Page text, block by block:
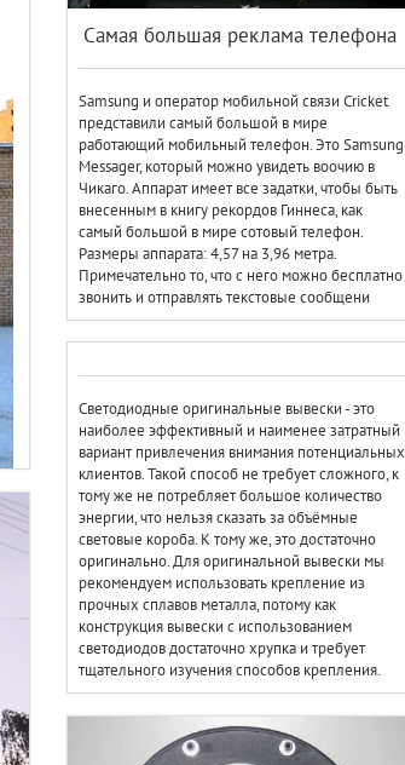
Самая большая реклама телефона
Samsung и оператор мобильной связи Cricket
представили самый большой в мире
работающий мобильный телефон. Это Samsung
Messager, который можно увидеть воочию в
Чикаго. Аппарат имеет все задатки, чтобы быть
внесенным в книгу рекордов Гиннеса, как
самый большой в мире сотовый телефон.
Размеры аппарата: 4,57 на 3,96 метра.
Примечательно то, что с него можно бесплатно
звонить и отправлять текстовые сообщени
Светодиодные оригинальные вывески - это
наиболее эффективный и наименее затратный
вариант привлечения внимания потенциальных
клиентов. Такой способ не требует сложного, к
тому же не потребляет большое количество
энергии, что нельзя сказать за объёмные
световые короба. К тому же, это достаточно
оригинально. Для оригинальной вывески мы
рекомендуем использовать крепление из
прочных сплавов металла, потому как
конструкция вывески с использованием
светодиодов достаточно хрупка и требует
тщательного изучения способов крепления.